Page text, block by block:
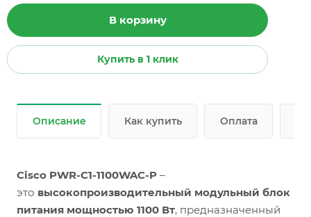
В корзину
Купить в 1 клик
Описание Как купить Оплата
Cisco PWR-C1-1100WAC-P –
это высокопроизводительный модульный блок
питания мощностью 1100 Вт, предназначенный